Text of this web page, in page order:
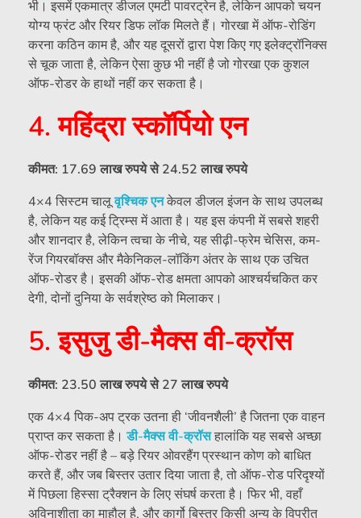
भी। इसमें एकमात्र डीजल एमटी पावरट्रेन है, लेकिन आपको चयन
योग्य फ्रंट और रियर डिफ लॉक मिलते हैं। गोरखा में ऑफ-रोडिंग
करना कठिन काम है, और यह दूसरों द्वारा पेश किए गए इलेक्ट्रॉनिक्स
से चूक जाता है, लेकिन ऐसा कुछ भी नहीं है जो गोरखा एक कुशल
ऑफ-रोडर के हाथों नहीं कर सकता है।
4. महिंद्रा स्कॉर्पियो एन
कीमत: 17.69 लाख रुपये से 24.52 लाख रुपये
4×4 सिस्टम चालूवृश्चिक एनकेवल डीजल इंजन के साथ उपलब्ध
है, लेकिन यह कई ट्रिम्स में आता है। यह इस कंपनी में सबसे शहरी
और शानदार है, लेकिन त्वचा के नीचे, यह सीढ़ी-फ्रेम चेसिस, कम-
रेंज गियरबॉक्स और मैकेनिकल-लॉकिंग अंतर के साथ एक उचित
ऑफ-रोडर है। इसकी ऑफ-रोड क्षमता आपको आश्चर्यचकित कर
देगी, दोनों दुनिया के सर्वश्रेष्ठ को मिलाकर।
5. इसुजु डी-मैक्स वी-क्रॉस
कीमत: 23.50 लाख रुपये से 27 लाख रुपये
एक 4×4 पिक-अप ट्रक उतना ही ‘जीवनशैली’ है जितना एक वाहन
प्राप्त कर सकता है।डी-मैक्स वी-क्रॉसहालांकि यह सबसे अच्छा
ऑफ-रोडर नहीं है – बड़े रियर ओवरहैंग प्रस्थान कोण को बाधित
करते हैं, और जब बिस्तर उतार दिया जाता है, तो ऑफ-रोड परिदृश्यों
में पिछला हिस्सा ट्रैक्शन के लिए संघर्ष करता है। फिर भी, वहाँ
अविनाशीता का माहौल है, और कार्गो बिस्तर किसी अन्य के विपरीत